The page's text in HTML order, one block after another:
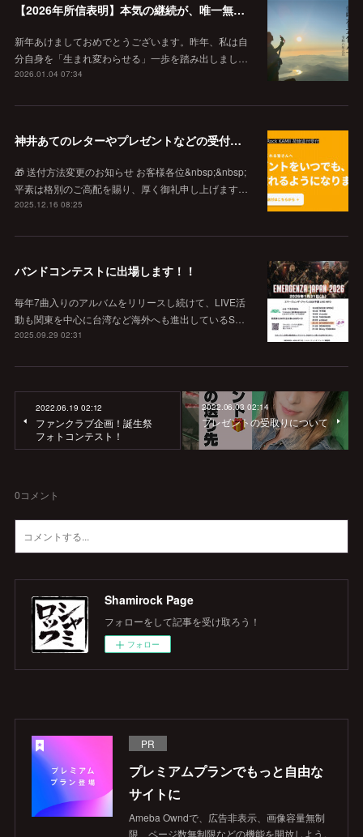
【2026年所信表明】本気の継続が、唯一無二の価値を作る。
新年あけましておめでとうございます。昨年、私は自
分自身を「生まれ変わらせる」一歩を踏み出しまし…
2026.01.04 07:34
神井あてのレターやプレゼントなどの受付窓口
🎁 送付方法変更のお知らせ お客様各位&nbsp;&nbsp;
平素は格別のご高配を賜り、厚く御礼申し上げます…
2025.12.16 08:25
バンドコンテストに出場します！！
毎年7曲入りのアルバムをリリースし続けて、LIVE活
動も関東を中心に台湾など海外へも進出しているS…
2025.09.29 02:31
2022.06.19 02:12
ファンクラブ企画！誕生祭
フォトコンテスト！
2022.06.03 02:14
プレゼントの受取りについて
0コメント
Shamirock Page
フォローをして記事を受け取ろう！
フォロー
PR
プレミアムプランでもっと自由な
サイトに
Ameba Owndで、広告非表示、画像容量無制
限、ページ数無制限などの機能を開放しよう。